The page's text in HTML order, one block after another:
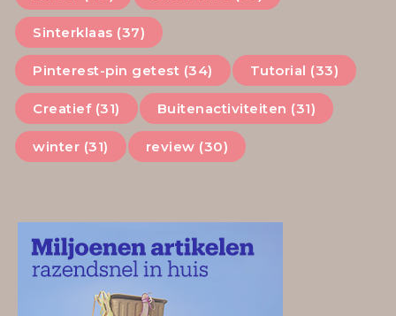
Sinterklaas (37)
Pinterest-pin getest (34) Tutorial (33)
Creatief (31) Buitenactiviteiten (31)
winter (31) review (30)